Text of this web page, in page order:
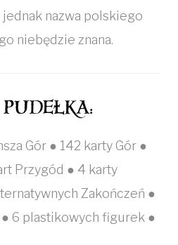
nazwa polskiego
niebędzie znana.
Gór ● 142 karty Gór ●
Przygód ● 4 karty
Zakończeń ●
6 plastikowych figurek ●